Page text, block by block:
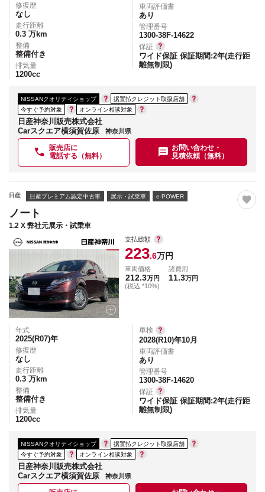
修復歴
なし
走行距離
0.3 万km
整備
整備付き
排気量
1200cc
車両評価書
あり
管理番号
1300-38F-14622
保証
ワイド保証 保証期間:2年(走行距
離無制限)
NISSANクオリティショップ
据置払クレジット取扱店舗
今すぐ予約対象
オンライン相談対象
日産神奈川販売株式会社
Carスクエア横須賀佐原
神奈川県
販売店に
電話する（無料）
お問い合わせ・
見積依頼（無料）
日産 日産プレミアム認定中古車 展示・試乗車 e-POWER
ノート
1.2 X 弊社元展示・試乗車
支払総額
223.6万円
車両価格
212.3万円
(税込 *10%)
諸費用
11.3万円
年式
2025(R07)年
修復歴
なし
走行距離
0.3 万km
整備
整備付き
排気量
1200cc
車検
2028(R10)年10月
車両評価書
あり
管理番号
1300-38F-14620
保証
ワイド保証 保証期間:2年(走行距
離無制限)
NISSANクオリティショップ
据置払クレジット取扱店舗
今すぐ予約対象
オンライン相談対象
日産神奈川販売株式会社
Carスクエア横須賀佐原
神奈川県